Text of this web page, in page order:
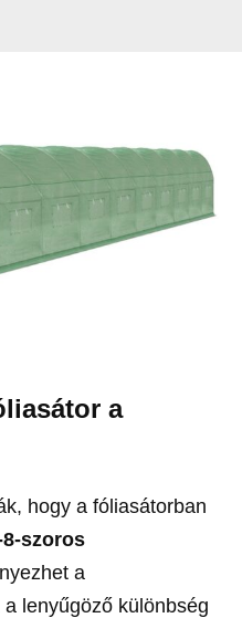
a
hogy a fóliasátorban
szoros
a
lenyűgöző különbség